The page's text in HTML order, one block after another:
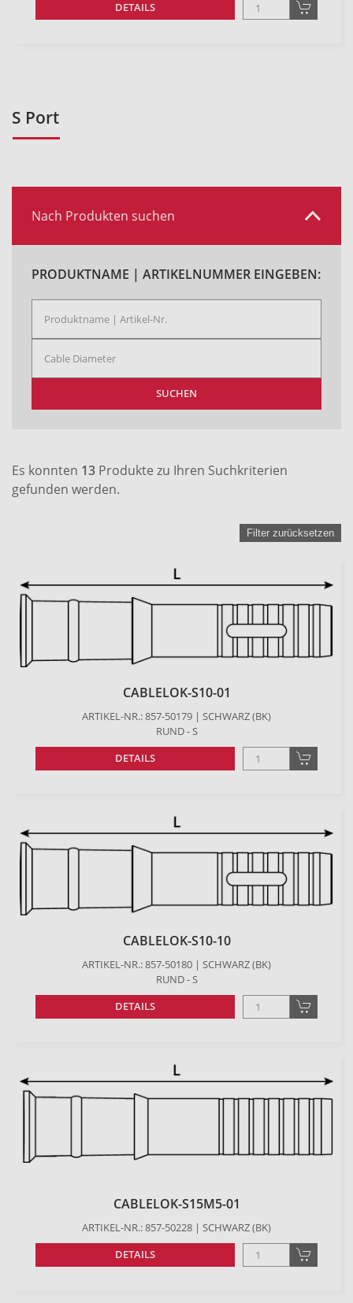
DETAILS
S Port
Nach Produkten suchen
PRODUKTNAME | ARTIKELNUMMER EINGEBEN:
SUCHEN
Es konnten 13 Produkte zu Ihren Suchkriterien
gefunden werden.
Filter zurücksetzen
CABLELOK-S10-01
ARTIKEL-NR.: 857-50179 | SCHWARZ (BK)
RUND - S
DETAILS
CABLELOK-S10-10
ARTIKEL-NR.: 857-50180 | SCHWARZ (BK)
RUND - S
DETAILS
CABLELOK-S15M5-01
ARTIKEL-NR.: 857-50228 | SCHWARZ (BK)
DETAILS